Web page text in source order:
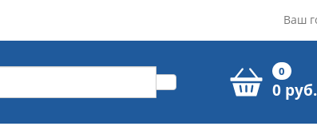
Ваш
0
0 руб.